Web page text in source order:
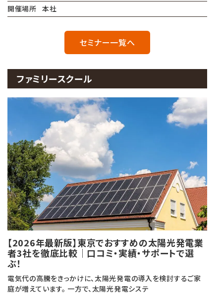
開催場所 本社
セミナー一覧へ
ファミリースクール
【2026年最新版】東京でおすすめの太陽光発電業
者3社を徹底比較｜口コミ・実績・サポートで選
ぶ！
電気代の高騰をきっかけに、太陽光発電の導入を検討するご家
庭が増えています。 一方で、太陽光発電システ